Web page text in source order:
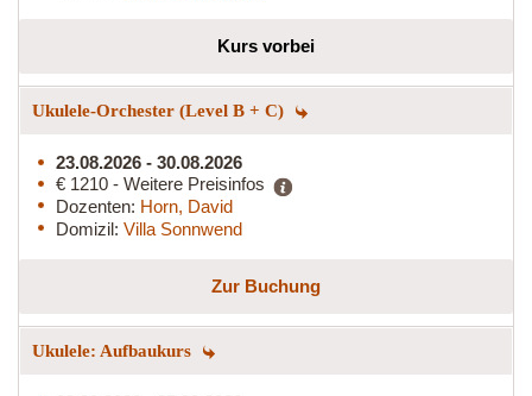
Kurs vorbei
Ukulele-Orchester (Level B + C)
23.08.2026 - 30.08.2026
€ 1210 - Weitere Preisinfos
Dozenten: Horn, David
Domizil: Villa Sonnwend
Zur Buchung
Ukulele: Aufbaukurs